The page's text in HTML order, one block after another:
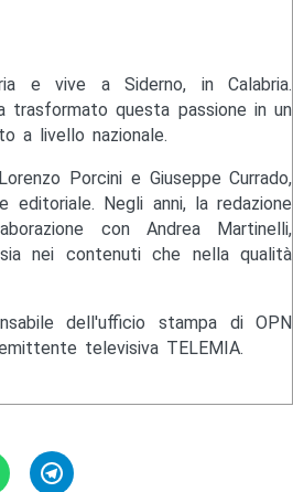
e vive a Siderno, in Calabria.
trasformato questa passione in un
a livello nazionale.
Porcini e Giuseppe Currado,
Negli anni, la redazione
con Andrea Martinelli,
nei contenuti che nella qualità
dell'ufficio stampa di OPN
televisiva TELEMIA.